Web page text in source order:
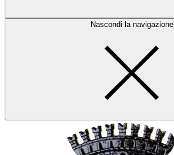
Nascondi la navigazione